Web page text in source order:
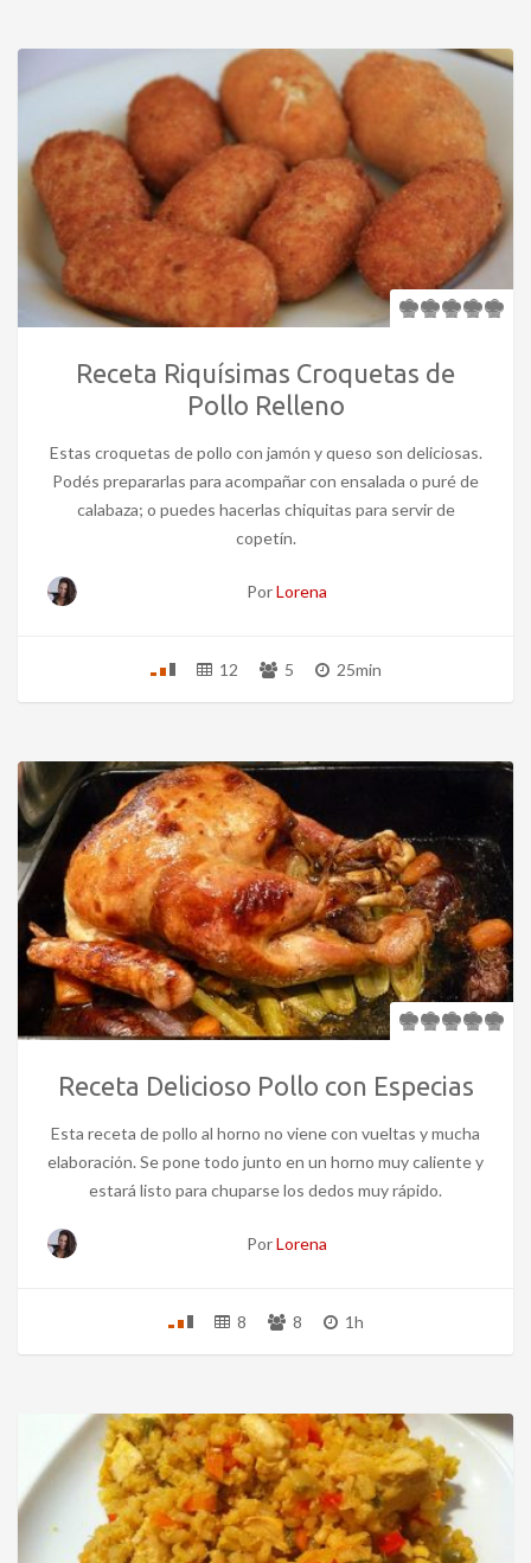
Receta Riquísimas Croquetas de
Pollo Relleno
Estas croquetas de pollo con jamón y queso son deliciosas.
Podés prepararlas para acompañar con ensalada o puré de
calabaza; o puedes hacerlas chiquitas para servir de
copetín.
PorLorena
12 5 25min
Receta Delicioso Pollo con Especias
Esta receta de pollo al horno no viene con vueltas y mucha
elaboración. Se pone todo junto en un horno muy caliente y
estará listo para chuparse los dedos muy rápido.
PorLorena
8 8 1h